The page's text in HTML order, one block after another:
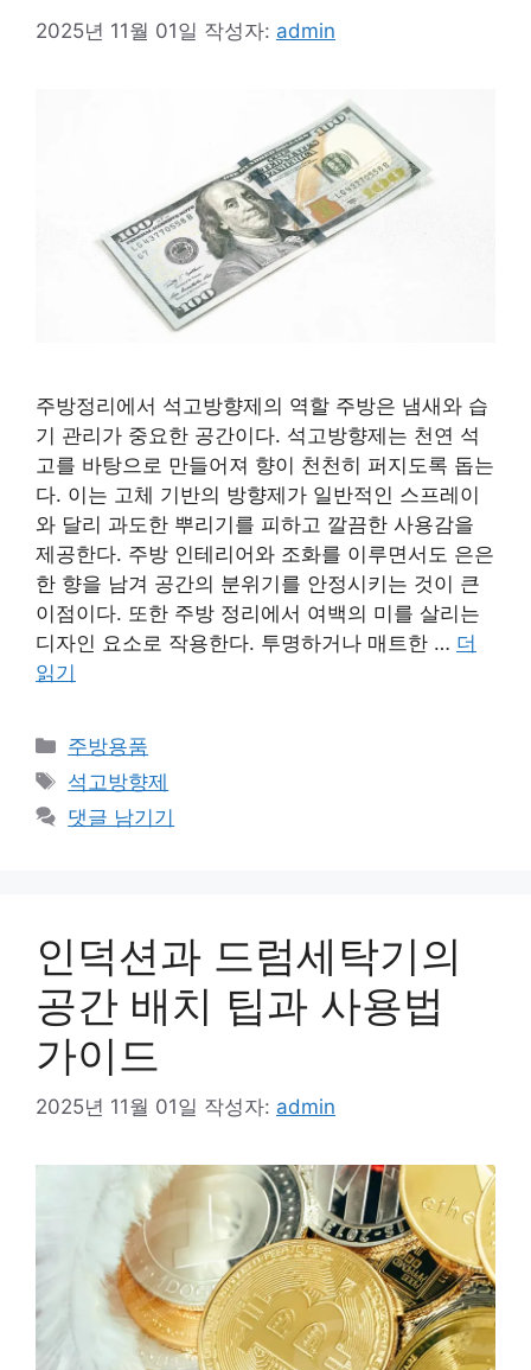
2025년 11월 01일 작성자: admin
주방정리에서 석고방향제의 역할 주방은 냄새와 습
기 관리가 중요한 공간이다. 석고방향제는 천연 석
고를 바탕으로 만들어져 향이 천천히 퍼지도록 돕는
다. 이는 고체 기반의 방향제가 일반적인 스프레이
와 달리 과도한 뿌리기를 피하고 깔끔한 사용감을
제공한다. 주방 인테리어와 조화를 이루면서도 은은
한 향을 남겨 공간의 분위기를 안정시키는 것이 큰
이점이다. 또한 주방 정리에서 여백의 미를 살리는
디자인 요소로 작용한다. 투명하거나 매트한 … 더
읽기
카
테
고
리
주방용품
태
그
석고방향제
댓글 남기기
인덕션과 드럼세탁기의
공간 배치 팁과 사용법
가이드
2025년 11월 01일 작성자: admin